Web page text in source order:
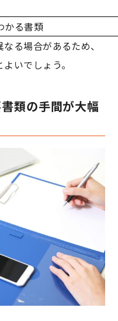
かる書類
る場合があるため、
いでしょう。
類の手間が大幅